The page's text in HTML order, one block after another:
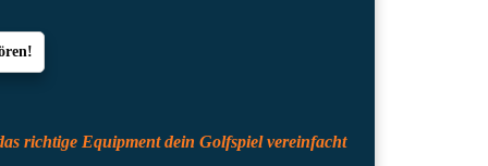
richtige Equipment dein Golfspiel vereinfacht